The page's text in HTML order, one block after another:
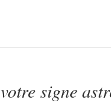
votre signe